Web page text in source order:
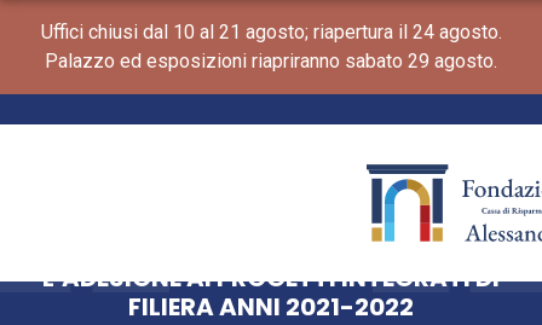
Uffici chiusi dal 10 al 21 agosto; riapertura il 24 agosto.
Palazzo ed esposizioni riapriranno sabato 29 agosto.
REGIONE PIEMONTE POR FESR 2014-
2020. AZIONE III.3B.4.1 INVITO A
MANIFESTARE INTERESSE PER
L’ADESIONE AI PROGETTI INTEGRATI DI
FILIERA ANNI 2021-2022